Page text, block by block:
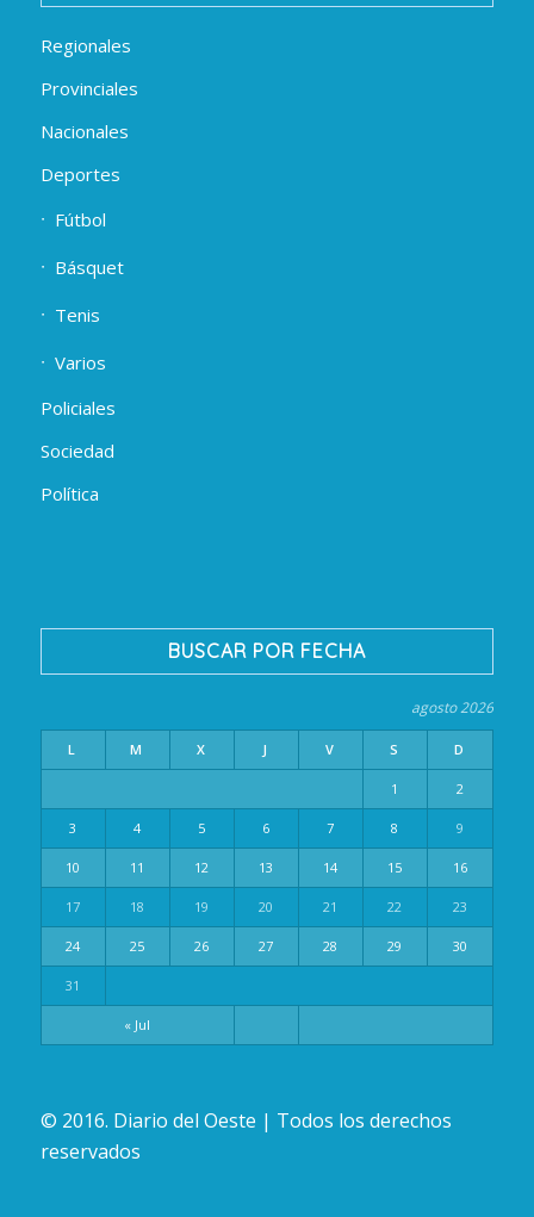
Regionales
Provinciales
Nacionales
Deportes
Fútbol
Básquet
Tenis
Varios
Policiales
Sociedad
Política
BUSCAR POR FECHA
agosto 2026
L M X J V S D
« Jul
1 2
3 4 5 6 7 8 9
10 11 12 13 14 15 16
17 18 19 20 21 22 23
24 25 26 27 28 29 30
31
© 2016. Diario del Oeste | Todos los derechos
reservados